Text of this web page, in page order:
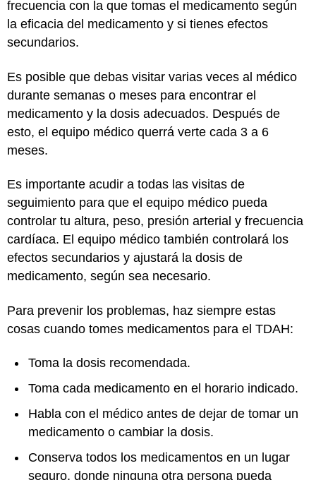
frecuencia con la que tomas el medicamento según
la eficacia del medicamento y si tienes efectos
secundarios.
Es posible que debas visitar varias veces al médico
durante semanas o meses para encontrar el
medicamento y la dosis adecuados. Después de
esto, el equipo médico querrá verte cada 3 a 6
meses.
Es importante acudir a todas las visitas de
seguimiento para que el equipo médico pueda
controlar tu altura, peso, presión arterial y frecuencia
cardíaca. El equipo médico también controlará los
efectos secundarios y ajustará la dosis de
medicamento, según sea necesario.
Para prevenir los problemas, haz siempre estas
cosas cuando tomes medicamentos para el TDAH:
Toma la dosis recomendada.
Toma cada medicamento en el horario indicado.
Habla con el médico antes de dejar de tomar un
medicamento o cambiar la dosis.
Conserva todos los medicamentos en un lugar
seguro, donde ninguna otra persona pueda